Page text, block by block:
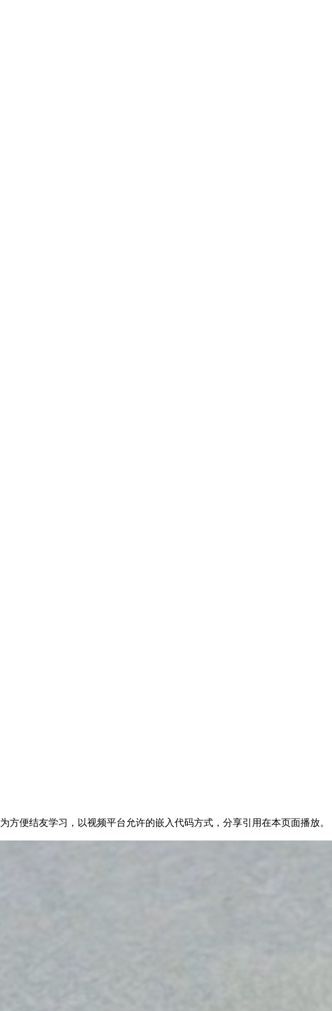
方便结友学习，以视频平台允许的嵌入代码方式，分享引用在本页面播放。